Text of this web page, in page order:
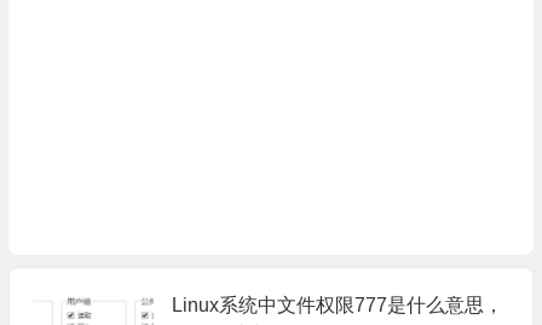
Linux系统中文件权限777是什么意思，